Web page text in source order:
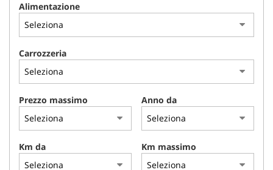
Alimentazione
Carrozzeria
Prezzo massimo Anno da
Km da Km massimo